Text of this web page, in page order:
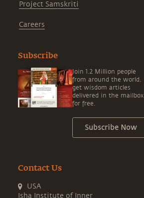
Project Samskriti
Careers
Subscribe
Join 1.2 Million people
from around the world,
get wisdom articles
delivered in the mailbox
for free.
Subscribe Now
Contact Us
USA
Isha Institute of Inner